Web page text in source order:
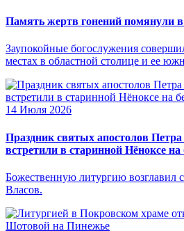
Память жертв гонений помянули в
Заупокойные богослужения
местах в областной столице и ее
14 Июля 2026
Праздник святых апостолов
встретили в старинной Нёноксе на
Божественную литургию возглавил
Власов.